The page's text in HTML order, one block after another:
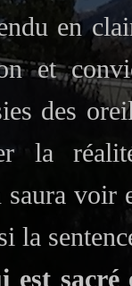
en
et
des
la
voir
la
est